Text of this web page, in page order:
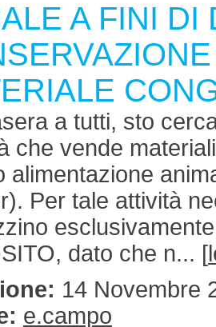
A FINI DI
a tutti, sto
che vende
alimentazione
Per tale attività
dato che n... [
14 Novembre
e.campo